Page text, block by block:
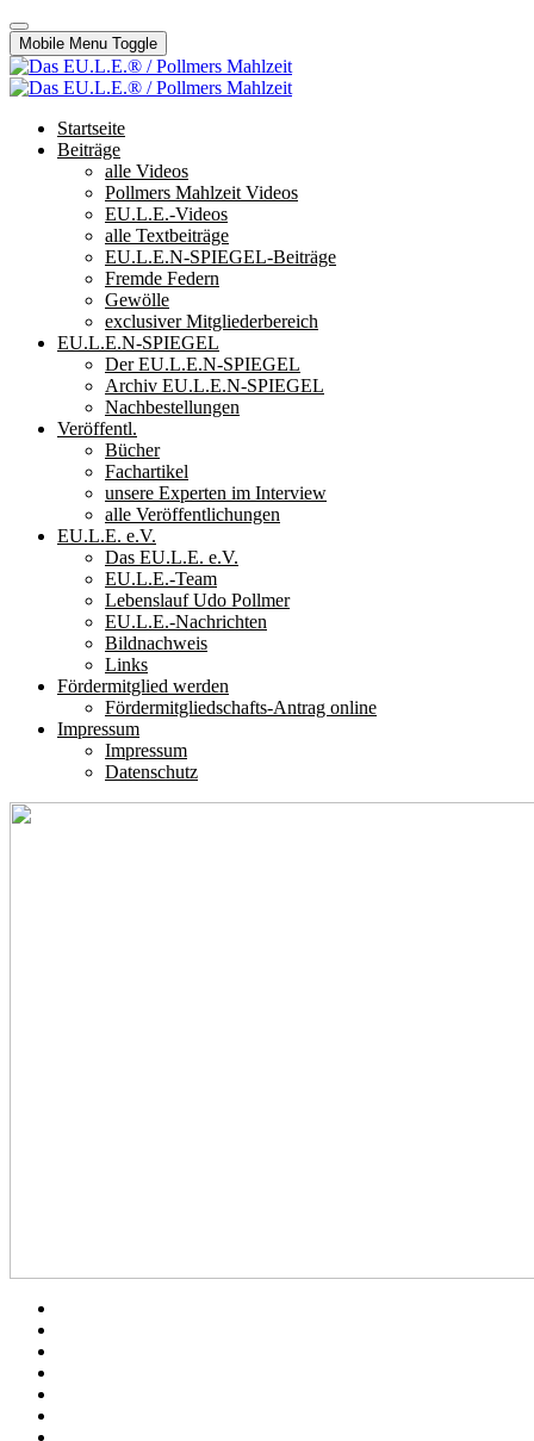
Mobile Menu Toggle
Startseite
Beiträge
alle Videos
Pollmers Mahlzeit Videos
EU.L.E.-Videos
alle Textbeiträge
EU.L.E.N-SPIEGEL-Beiträge
Fremde Federn
Gewölle
exclusiver Mitgliederbereich
EU.L.E.N-SPIEGEL
Der EU.L.E.N-SPIEGEL
Archiv EU.L.E.N-SPIEGEL
Nachbestellungen
Veröffentl.
Bücher
Fachartikel
unsere Experten im Interview
alle Veröffentlichungen
EU.L.E. e.V.
Das EU.L.E. e.V.
EU.L.E.-Team
Lebenslauf Udo Pollmer
EU.L.E.-Nachrichten
Bildnachweis
Links
Fördermitglied werden
Fördermitgliedschafts-Antrag online
Impressum
Impressum
Datenschutz